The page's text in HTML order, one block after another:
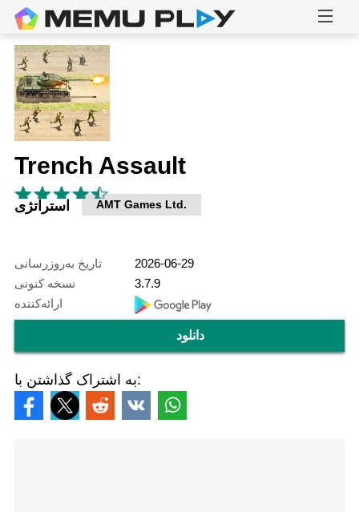
Trench Assault
استراتژی AMT Games Ltd.
تاریخ به‌روزرسانی
2026-06-29
نسخه کنونی
3.7.9
ارائه‌کننده
دانلود
به اشتراک گذاشتن با: